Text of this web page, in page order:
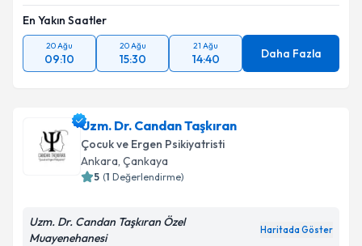
En Yakın Saatler
20 Ağu
09:10
20 Ağu
15:30
21 Ağu
14:40 Daha Fazla
Uzm. Dr. Candan Taşkıran
Çocuk ve Ergen Psikiyatristi
Ankara, Çankaya
5 (1 Değerlendirme)
Uzm. Dr. Candan Taşkıran Özel
Muayenehanesi
Haritada Göster